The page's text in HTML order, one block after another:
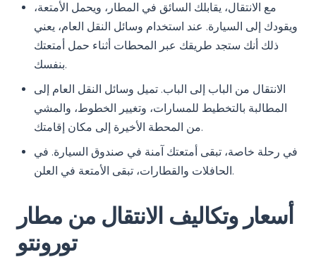
مع الانتقال، يقابلك السائق في المطار، ويحمل الأمتعة،
ويقودك إلى السيارة. عند استخدام وسائل النقل العام، يعني
ذلك أنك ستجد طريقك عبر المحطات أثناء حمل أمتعتك
بنفسك.
الانتقال من الباب إلى الباب. تميل وسائل النقل العام إلى
المطالبة بالتخطيط للمسارات، وتغيير الخطوط، والمشي
من المحطة الأخيرة إلى مكان إقامتك.
في رحلة خاصة، تبقى أمتعتك آمنة في صندوق السيارة. في
الحافلات والقطارات، تبقى الأمتعة في العلن.
أسعار وتكاليف الانتقال من مطار
تورونتو